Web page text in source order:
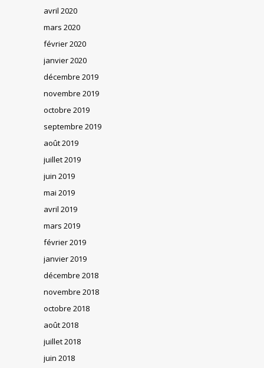
avril 2020
mars 2020
février 2020
janvier 2020
décembre 2019
novembre 2019
octobre 2019
septembre 2019
août 2019
juillet 2019
juin 2019
mai 2019
avril 2019
mars 2019
février 2019
janvier 2019
décembre 2018
novembre 2018
octobre 2018
août 2018
juillet 2018
juin 2018